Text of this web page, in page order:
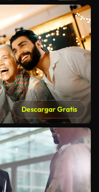
Descargar Gratis